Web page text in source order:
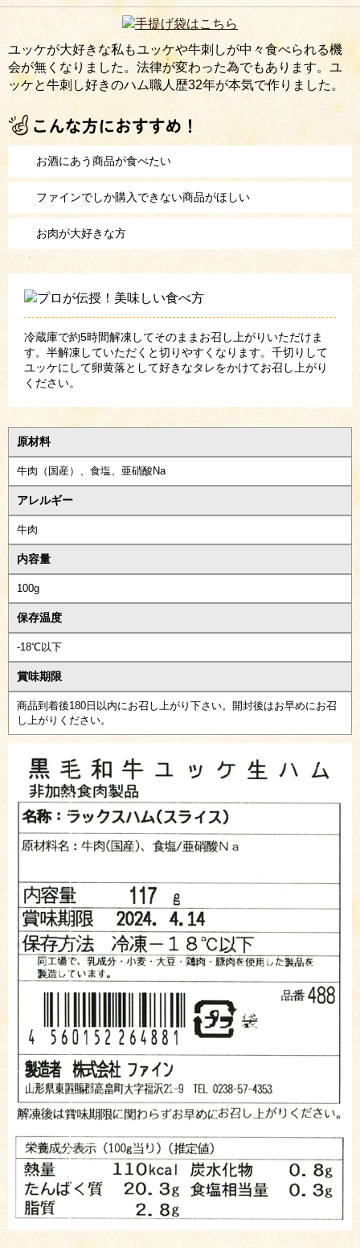
ユッケが大好きな私もユッケや牛刺しが中々食べられる機
会が無くなりました。法律が変わった為でもあります。ユ
ッケと牛刺し好きのハム職人歴32年が本気で作りました。
お酒にあう商品が食べたい
ファインでしか購入できない商品がほしい
お肉が大好きな方
冷蔵庫で約5時間解凍してそのままお召し上がりいただけま
す。半解凍していただくと切りやすくなります。千切りして
ユッケにして卵黄落として好きなタレをかけてお召し上がり
ください。
原材料
牛肉（国産）、食塩、亜硝酸Na
アレルギー
牛肉
内容量
100g
保存温度
-18℃以下
賞味期限
商品到着後180日以内にお召し上がり下さい。開封後はお早めにお召
し上がりください。